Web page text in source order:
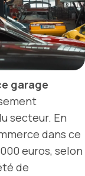
garage
secteur. En
dans ce
euros, selon
de